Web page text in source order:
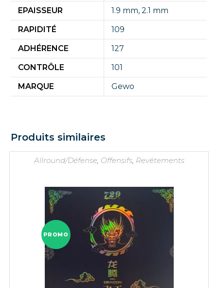
EPAISSEUR 1.9 mm,2.1 mm
RAPIDITÉ 109
ADHÉRENCE 127
CONTRÔLE 101
MARQUE Gewo
Produits similaires
Allround/Défense, Offensifs, Revêtements
PROMO